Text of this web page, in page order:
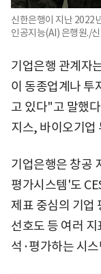
신한은행이 지난 2022
인공지능(AI) 은행원./
기업은행 관계자
이 동종업계나 투
고 있다"고 말했
지스, 바이오기업
기업은행은 창공
평가시스템'도
제표 중심의 기업
선호도 등 여러
석·평가하는 시